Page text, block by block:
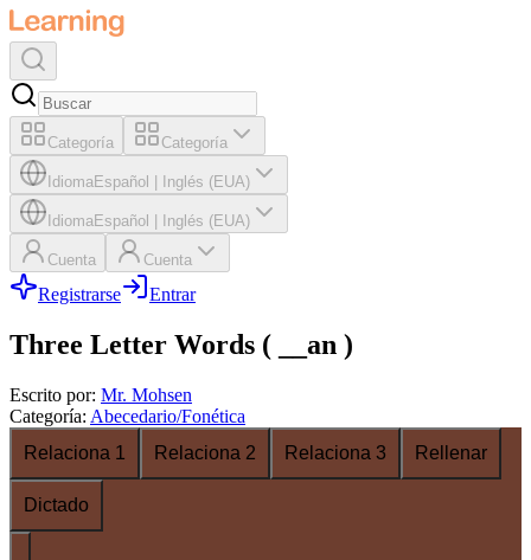
Categoría Categoría
IdiomaEspañol Inglés (EUA)
IdiomaEspañol Inglés (EUA)
Cuenta Cuenta
Registrarse Entrar
Three Letter Words ( __an )
Escrito por: Mr. Mohsen
Categoría: Abecedario/Fonética
Relaciona 1
Relaciona 2 Relaciona 3 Rellenar
Dictado